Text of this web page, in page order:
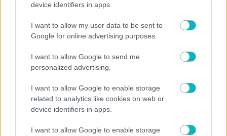
device identifiers in apps.
I want to allow my user data to be sent to
Google for online advertising purposes.
I want to allow Google to send me
personalized advertising.
I want to allow Google to enable storage
related to analytics like cookies on web or
device identifiers in apps.
I want to allow Google to enable storage
Επίσημο: Πρόβα τζενεράλε με Athens Kallithea στη
Νέα Φιλαδέλφεια – Τα εισιτήρια, η μέρα και η ώρα!